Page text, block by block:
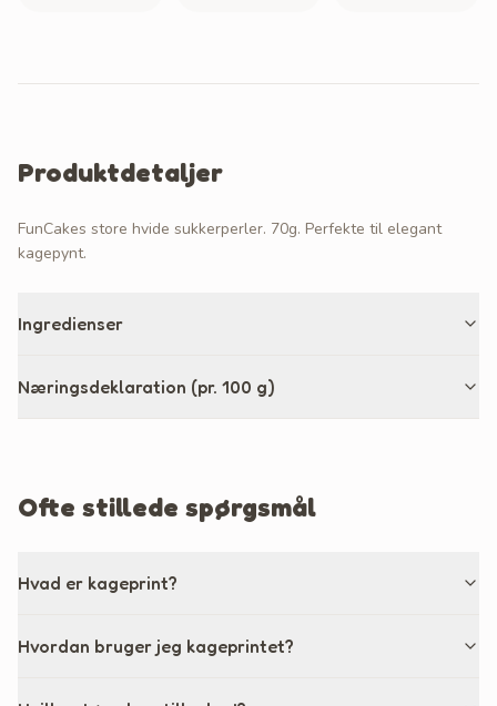
Produktdetaljer
FunCakes store hvide sukkerperler. 70g. Perfekte til elegant
kagepynt.
Ingredienser
Næringsdeklaration (pr. 100 g)
Ofte stillede spørgsmål
Hvad er kageprint?
Hvordan bruger jeg kageprintet?